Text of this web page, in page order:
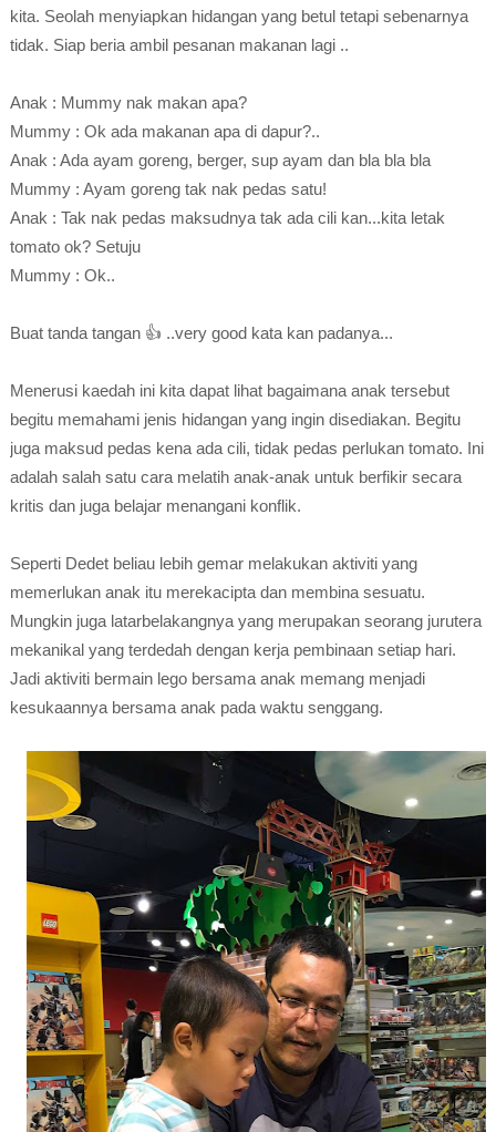
kita. Seolah menyiapkan hidangan yang betul tetapi sebenarnya
tidak. Siap beria ambil pesanan makanan lagi ..
Anak : Mummy nak makan apa?
Mummy : Ok ada makanan apa di dapur?..
Anak : Ada ayam goreng, berger, sup ayam dan bla bla bla
Mummy : Ayam goreng tak nak pedas satu!
Anak : Tak nak pedas maksudnya tak ada cili kan...kita letak
tomato ok? Setuju
Mummy : Ok..
Buat tanda tangan 👍 ..very good kata kan padanya...
Menerusi kaedah ini kita dapat lihat bagaimana anak tersebut
begitu memahami jenis hidangan yang ingin disediakan. Begitu
juga maksud pedas kena ada cili, tidak pedas perlukan tomato. Ini
adalah salah satu cara melatih anak-anak untuk berfikir secara
kritis dan juga belajar menangani konflik.
Seperti Dedet beliau lebih gemar melakukan aktiviti yang
memerlukan anak itu merekacipta dan membina sesuatu.
Mungkin juga latarbelakangnya yang merupakan seorang jurutera
mekanikal yang terdedah dengan kerja pembinaan setiap hari.
Jadi aktiviti bermain lego bersama anak memang menjadi
kesukaannya bersama anak pada waktu senggang.